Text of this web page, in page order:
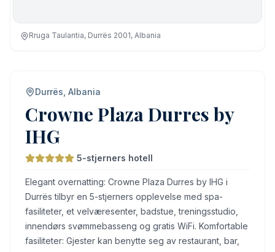
Durrës, Albania
Crowne Plaza Durres by
IHG
5-stjerners hotell
Elegant overnatting: Crowne Plaza Durres by IHG i
Durrës tilbyr en 5-stjerners opplevelse med spa-
fasiliteter, et velværesenter, badstue, treningsstudio,
innendørs svømmebasseng og gratis WiFi. Komfortable
fasiliteter: Gjester kan benytte seg av restaurant, bar,
Rruga Taulantia, Durrës 2001, Albania